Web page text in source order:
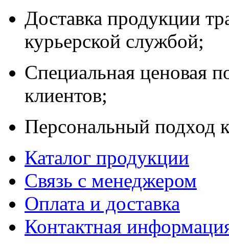
Доставка продукции
курьерской службой;
Специальная ценовая
клиентов;
Персональный подход
Каталог продукции
Связь с менеджером
Оплата и доставка
Контактная